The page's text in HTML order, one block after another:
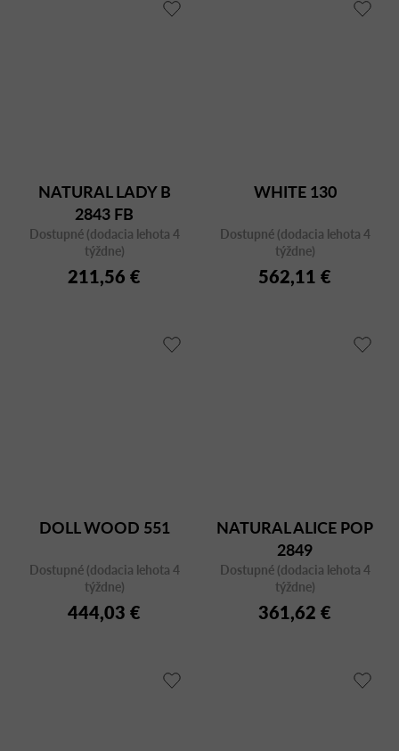
NATURAL LADY B
2843 FB
Dostupné (dodacia lehota 4
týždne)
211,56 €
WHITE 130
Dostupné (dodacia lehota 4
týždne)
562,11 €
DOLL WOOD 551
Dostupné (dodacia lehota 4
týždne)
444,03 €
NATURAL ALICE POP
2849
Dostupné (dodacia lehota 4
týždne)
361,62 €